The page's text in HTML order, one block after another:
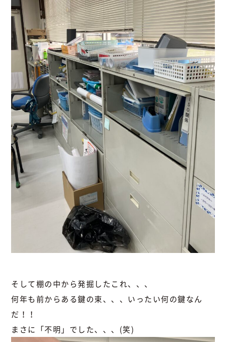
そして棚の中から発掘したこれ、、、
何年も前からある鍵の束、、、いったい何の鍵なん
だ！！
まさに「不明」でした、、、(笑)